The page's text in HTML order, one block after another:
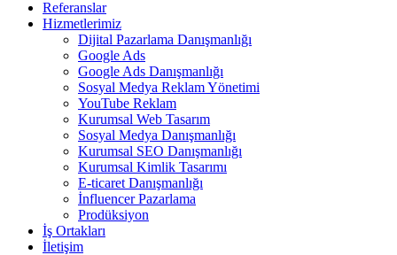
Referanslar
Hizmetlerimiz
Dijital Pazarlama Danışmanlığı
Google Ads
Google Ads Danışmanlığı
Sosyal Medya Reklam Yönetimi
YouTube Reklam
Kurumsal Web Tasarım
Sosyal Medya Danışmanlığı
Kurumsal SEO Danışmanlığı
Kurumsal Kimlik Tasarımı
E-ticaret Danışmanlığı
İnfluencer Pazarlama
Prodüksiyon
İş Ortakları
İletişim